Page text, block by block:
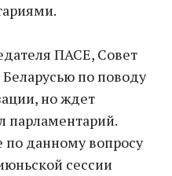
ПАСЕ, Совет
по поводу
но ждет
парламентарий.
данному вопросу
сессии